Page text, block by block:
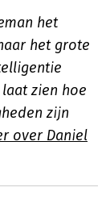
het
het grote
zien hoe
zijn
over Daniel